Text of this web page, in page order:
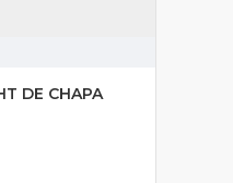
DE CHAPA